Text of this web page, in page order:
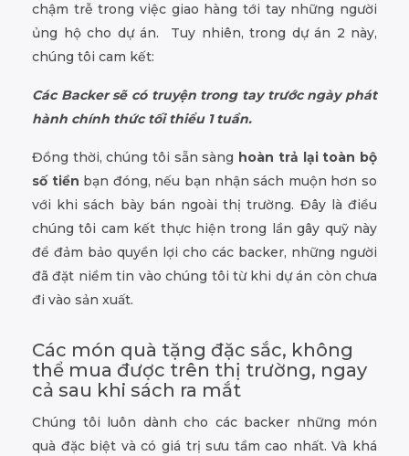
chậm trễ trong việc giao hàng tới tay những người
ủng hộ cho dự án. Tuy nhiên, trong dự án 2 này,
chúng tôi cam kết:
Các Backer sẽ có truyện trong tay trước ngày phát
hành chính thức tối thiểu 1 tuần.
Đồng thời, chúng tôi sẵn sàng hoàn trả lại toàn bộ
số tiền bạn đóng, nếu bạn nhận sách muộn hơn so
với khi sách bày bán ngoài thị trường. Đây là điều
chúng tôi cam kết thực hiện trong lần gây quỹ này
để đảm bảo quyền lợi cho các backer, những người
đã đặt niềm tin vào chúng tôi từ khi dự án còn chưa
đi vào sản xuất.
Các món quà tặng đặc sắc, không
thể mua được trên thị trường, ngay
cả sau khi sách ra mắt
Chúng tôi luôn dành cho các backer những món
quà đặc biệt và có giá trị sưu tầm cao nhất. Và khá